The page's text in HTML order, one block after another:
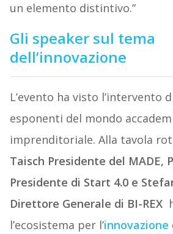
un elemento distintivo.”
Gli speaker sul tema
dell’innovazione
L’evento ha visto l’intervento
esponenti del mondo
imprenditoriale. Alla tavola
Taisch Presidente del MADE,
Presidente di Start 4.0 e
Direttore Generale di BI-REX
l’ecosistema per l’innovazione